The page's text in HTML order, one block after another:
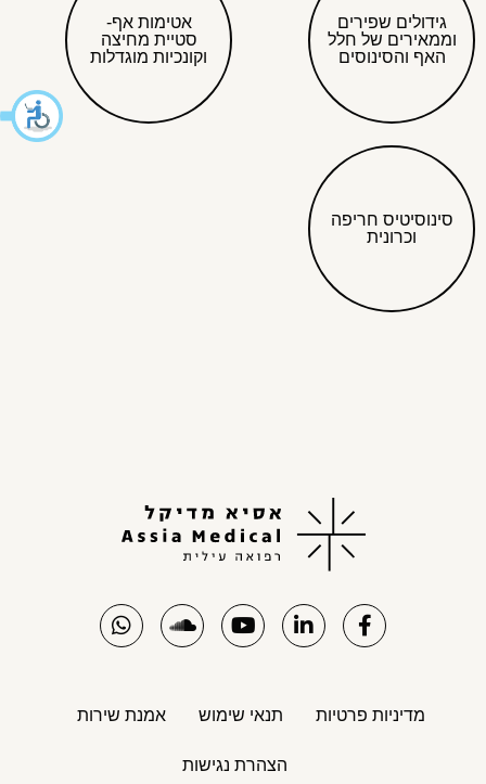
גידולים שפירים
וממאירים של חלל
האף והסינוסים
אטימות אף-
סטיית מחיצה
וקונכיות מוגדלות
סינוסיטיס חריפה
וכרונית
מדיניות פרטיות תנאי שימוש אמנת שירות
הצהרת נגישות